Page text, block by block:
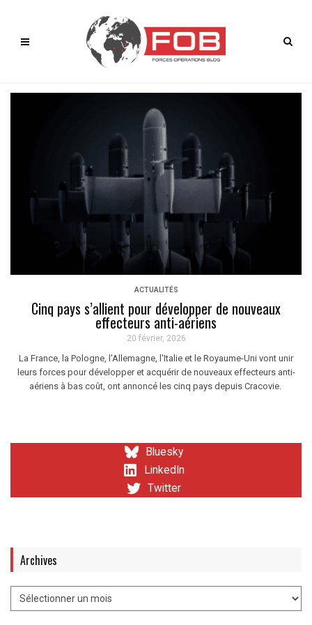
ACTUALITÉS
Cinq pays s’allient pour développer de nouveaux
effecteurs anti-aériens
20 février, 2026
La France, la Pologne, l'Allemagne, l'Italie et le Royaume-Uni vont unir
leurs forces pour développer et acquérir de nouveaux effecteurs anti-
aériens à bas coût, ont annoncé les cinq pays depuis Cracovie.
Bluesky
LinkedIn
Twitter
Archives